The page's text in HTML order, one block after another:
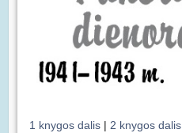
1 knygos dalis | 2 knygos dalis